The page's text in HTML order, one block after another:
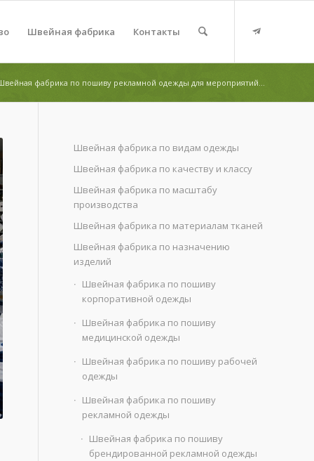
Швейная фабрика Контакты
фабрика по пошиву рекламной одежды для мероприятий...
Швейная фабрика по видам одежды
Швейная фабрика по качеству и классу
Швейная фабрика по масштабу
производства
Швейная фабрика по материалам тканей
Швейная фабрика по назначению
изделий
Швейная фабрика по пошиву
корпоративной одежды
Швейная фабрика по пошиву
медицинской одежды
Швейная фабрика по пошиву рабочей
одежды
Швейная фабрика по пошиву
рекламной одежды
Швейная фабрика по пошиву
брендированной рекламной одежды